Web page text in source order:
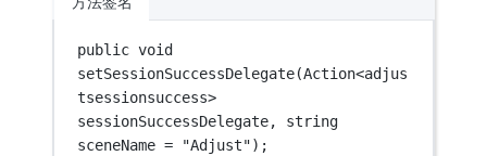
public void
setSessionSuccessDelegate(Action<adjus
tsessionsuccess
sessionSuccessDelegate, string
sceneName = "Adjust");